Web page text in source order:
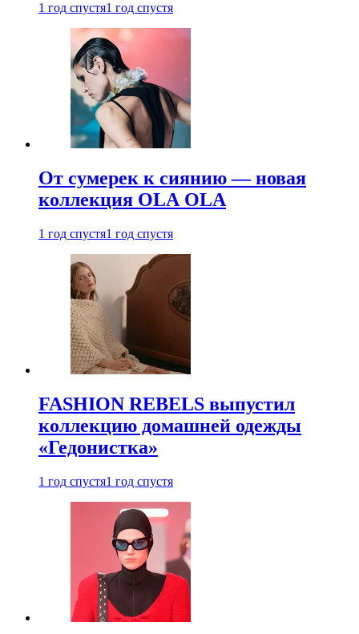
1 год спустя1 год спустя
От сумерек к сиянию — новая
коллекция OLA OLA
1 год спустя1 год спустя
FASHION REBELS выпустил
коллекцию домашней одежды
«Гедонистка»
1 год спустя1 год спустя